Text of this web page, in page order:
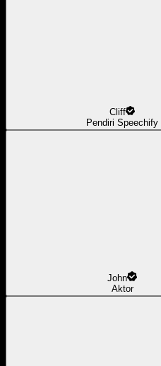
Cliff
Pendiri Speechify
John
Aktor